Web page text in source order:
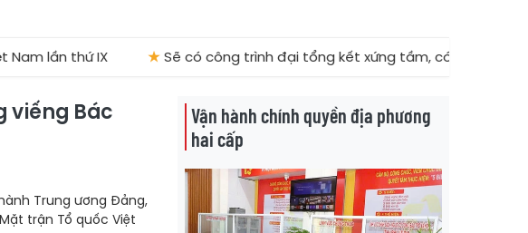
thứ IX ★ Sẽ có công trình đại tổng kết xứng tầm, có giá trị lý luận và
viếng Bác
Trung ương Đảng,
trận Tổ quốc Việt
Vận hành chính quyền địa phương
hai cấp